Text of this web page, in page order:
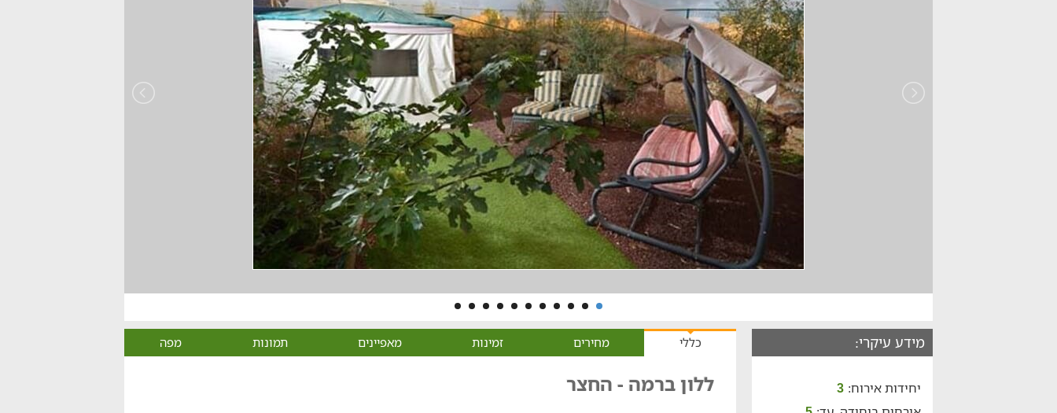
מידע עיקרי:
יחידות אירוח: 3
כללי מחירים זמינות מאפיינים תמונות מפה
ללון ברמה - החצר